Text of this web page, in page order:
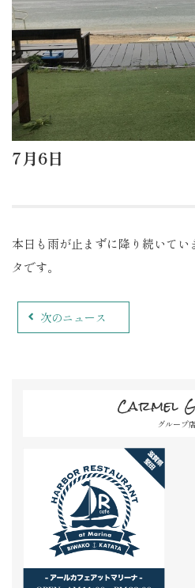
7月6日
本日も雨が止まずに降り続いて
タです。
次のニュース
Carmel
グループ